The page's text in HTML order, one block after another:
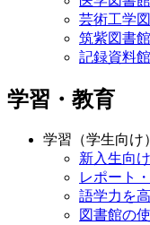
芸術工学
筑紫図書館
記録資料館
学習・教育
学習（学生向け）
新入生向
レポート
語学力を
図書館の